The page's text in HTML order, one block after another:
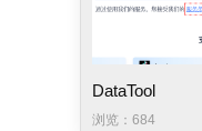
DataTool
浏览：684